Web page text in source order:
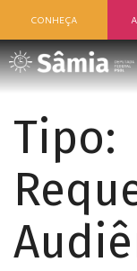
CONHEÇA
Tipo: